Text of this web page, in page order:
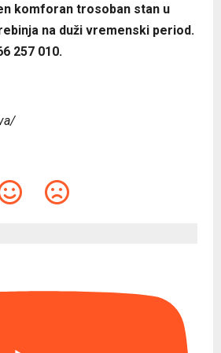
komforan trosoban stan u
na duži vremenski period.
257 010.